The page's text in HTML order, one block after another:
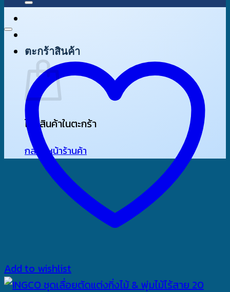
ตะกร้าสินค้า
ไม่มีสินค้าในตะกร้า
กลับสู่หน้าร้านค้า
Add to wishlist